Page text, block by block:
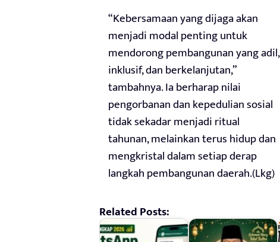
“Kebersamaan yang dijaga akan
menjadi modal penting untuk
mendorong pembangunan yang adil,
inklusif, dan berkelanjutan,”
tambahnya. Ia berharap nilai
pengorbanan dan kepedulian sosial
tidak sekadar menjadi ritual
tahunan, melainkan terus hidup dan
mengkristal dalam setiap derap
langkah pembangunan daerah.(Lkg)
Related Posts: